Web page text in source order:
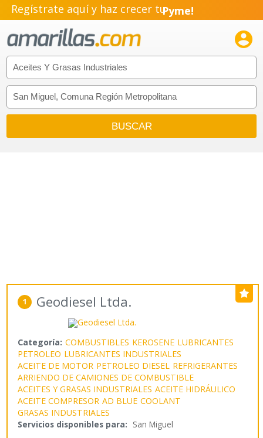
Regístrate aquí y haz crecer tuPyme!
Emprendimiento!

1 Geodiesel Ltda.
Categoría: COMBUSTIBLES KEROSENE LUBRICANTES
PETROLEO LUBRICANTES INDUSTRIALES
ACEITE DE MOTOR PETROLEO DIESEL REFRIGERANTES
ARRIENDO DE CAMIONES DE COMBUSTIBLE
ACEITES Y GRASAS INDUSTRIALES ACEITE HIDRÁULICO
ACEITE COMPRESOR AD BLUE COOLANT
GRASAS INDUSTRIALES
Servicios disponibles para: San Miguel